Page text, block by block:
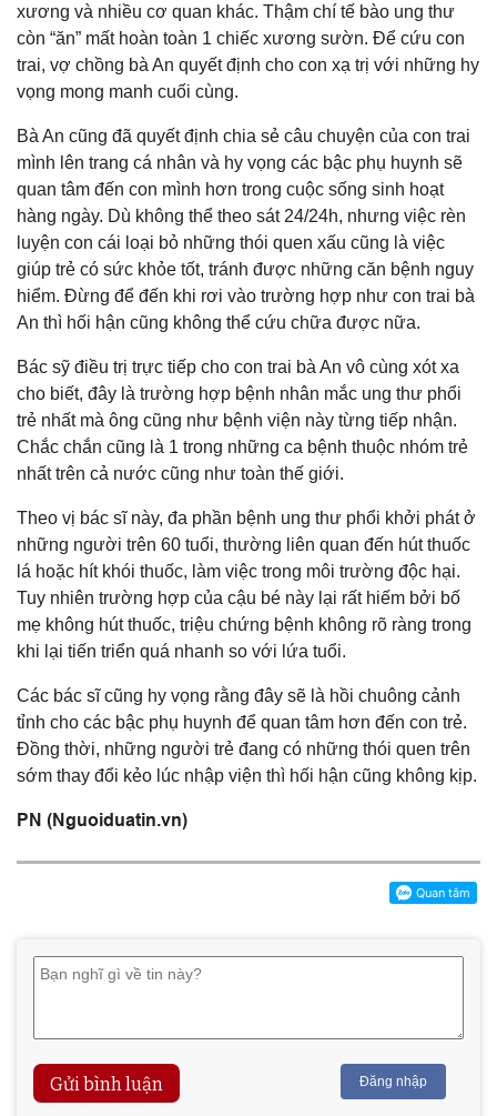
xương và nhiều cơ quan khác. Thậm chí tế bào ung thư
còn “ăn” mất hoàn toàn 1 chiếc xương sườn. Để cứu con
trai, vợ chồng bà An quyết định cho con xạ trị với những hy
vọng mong manh cuối cùng.
Bà An cũng đã quyết định chia sẻ câu chuyện của con trai
mình lên trang cá nhân và hy vọng các bậc phụ huynh sẽ
quan tâm đến con mình hơn trong cuộc sống sinh hoạt
hàng ngày. Dù không thể theo sát 24/24h, nhưng việc rèn
luyện con cái loại bỏ những thói quen xấu cũng là việc
giúp trẻ có sức khỏe tốt, tránh được những căn bệnh nguy
hiểm. Đừng để đến khi rơi vào trường hợp như con trai bà
An thì hối hận cũng không thể cứu chữa được nữa.
Bác sỹ điều trị trực tiếp cho con trai bà An vô cùng xót xa
cho biết, đây là trường hợp bệnh nhân mắc ung thư phổi
trẻ nhất mà ông cũng như bệnh viện này từng tiếp nhận.
Chắc chắn cũng là 1 trong những ca bệnh thuộc nhóm trẻ
nhất trên cả nước cũng như toàn thế giới.
Theo vị bác sĩ này, đa phần bệnh ung thư phổi khởi phát ở
những người trên 60 tuổi, thường liên quan đến hút thuốc
lá hoặc hít khói thuốc, làm việc trong môi trường độc hại.
Tuy nhiên trường hợp của cậu bé này lại rất hiếm bởi bố
mẹ không hút thuốc, triệu chứng bệnh không rõ ràng trong
khi lại tiến triển quá nhanh so với lứa tuổi.
Các bác sĩ cũng hy vọng rằng đây sẽ là hồi chuông cảnh
tỉnh cho các bậc phụ huynh để quan tâm hơn đến con trẻ.
Đồng thời, những người trẻ đang có những thói quen trên
sớm thay đổi kẻo lúc nhập viện thì hối hận cũng không kịp.
PN (Nguoiduatin.vn)
Gửi bình luận Đăng nhập